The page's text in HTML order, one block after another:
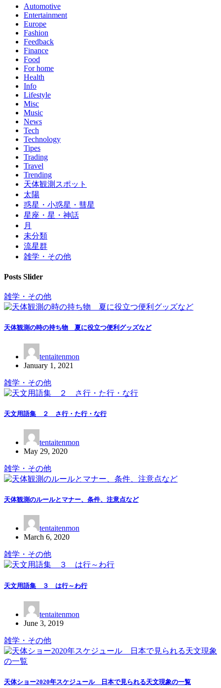
Automotive
Entertainment
Europe
Fashion
Feedback
Finance
Food
For home
Health
Info
Lifestyle
Misc
Music
News
Tech
Technology
Tipes
Trading
Travel
Trending
天体観測スポット
太陽
惑星・小惑星・彗星
星座・星・神話
月
未分類
流星群
雑学・その他
Posts Slider
雑学・その他
天体観測の時の持ち物 夏に役立つ便利グッズなど
tentaitenmon
January 1, 2021
雑学・その他
天文用語集 ２ さ行・た行・な行
tentaitenmon
May 29, 2020
雑学・その他
天体観測のルールとマナー、条件、注意点など
tentaitenmon
March 6, 2020
雑学・その他
天文用語集 ３ は行～わ行
tentaitenmon
June 3, 2019
雑学・その他
天体ショー2020年スケジュール 日本で見られる天文現象の一覧